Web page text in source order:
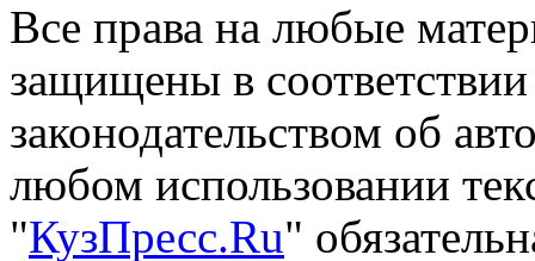
Все права на любые
защищены в
законодательством об
любом использовании
"КузПресс.Ru"